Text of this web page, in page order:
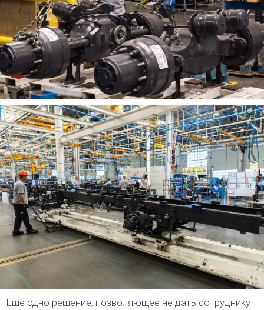
Еще одно решение, позволяющее не дать сотруднику